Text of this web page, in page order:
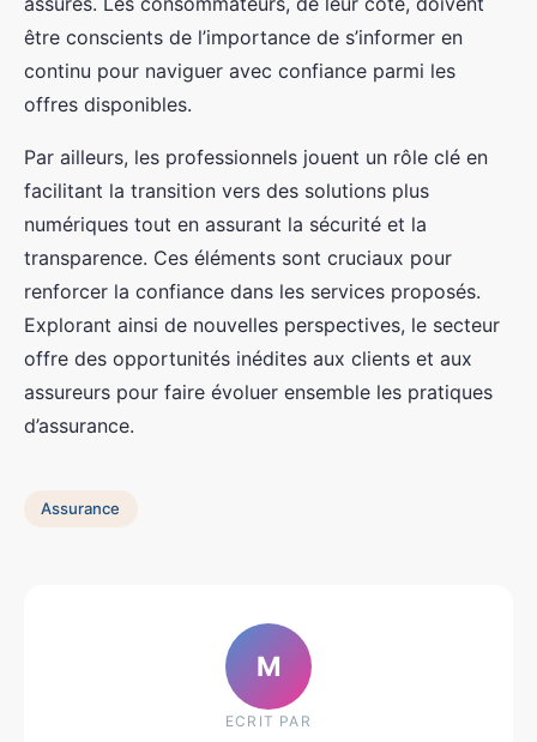
être conscients de l’importance de s’informer en
continu pour naviguer avec confiance parmi les
offres disponibles.
Par ailleurs, les professionnels jouent un rôle clé en
facilitant la transition vers des solutions plus
numériques tout en assurant la sécurité et la
transparence. Ces éléments sont cruciaux pour
renforcer la confiance dans les services proposés.
Explorant ainsi de nouvelles perspectives, le secteur
offre des opportunités inédites aux clients et aux
assureurs pour faire évoluer ensemble les pratiques
d’assurance.
Assurance
M
ECRIT PAR